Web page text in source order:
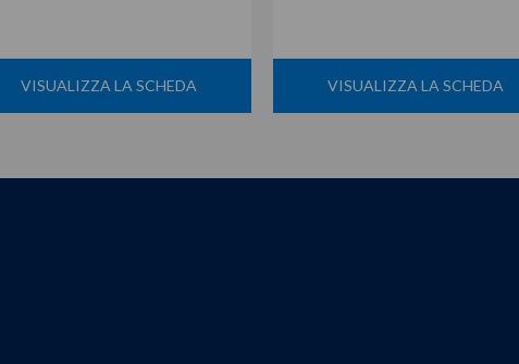
VISUALIZZA LA SCHEDA VISUALIZZA LA SCHEDA